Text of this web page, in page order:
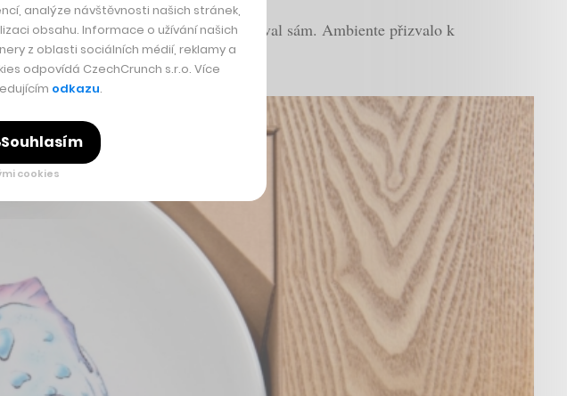
talíř,“líčí Matuška. Na dílu nepracoval sám. Ambiente přizvalo k
dílny UMPRUM.
analýze návštěvnosti našich stránek,
obsahu. Informace o užívání našich
z oblasti sociálních médií, reklamy a
odpovídá CzechCrunch s.r.o. Více
odkazu.
Souhlasím
cookies